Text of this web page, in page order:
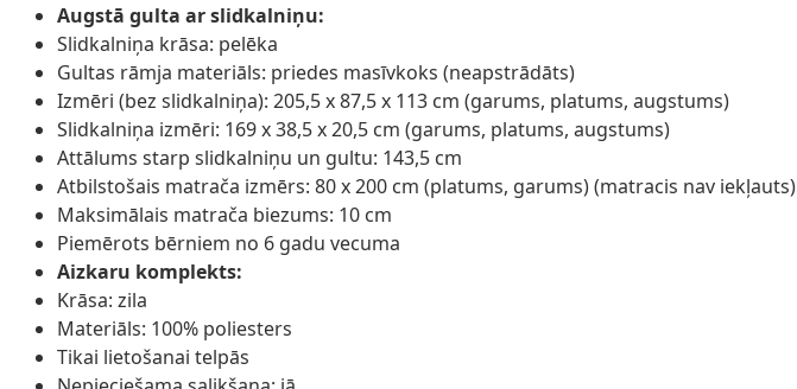
Augstā gulta ar slidkalniņu:
Slidkalniņa krāsa: pelēka
Gultas rāmja materiāls: priedes masīvkoks (neapstrādāts)
Izmēri (bez slidkalniņa): 205,5 x 87,5 x 113 cm (garums, platums, augstums)
Slidkalniņa izmēri: 169 x 38,5 x 20,5 cm (garums, platums, augstums)
Attālums starp slidkalniņu un gultu: 143,5 cm
Atbilstošais matrača izmērs: 80 x 200 cm (platums, garums) (matracis nav iekļauts)
Maksimālais matrača biezums: 10 cm
Piemērots bērniem no 6 gadu vecuma
Aizkaru komplekts:
Krāsa: zila
Materiāls: 100% poliesters
Tikai lietošanai telpās